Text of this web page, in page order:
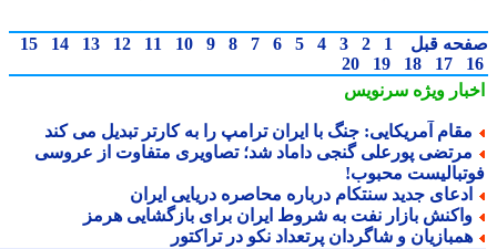
قبل 1
2
3
4
5
6
7
8
9
10
11
12
13
14
15
17
18
19
20
ویژهسرنویس
آمریکایی: جنگ با ایران ترامپ را به کارتر تبدیل می کند
پورعلی گنجی داماد شد؛ تصاویری متفاوت از عروسی
محبوب!
جدید سنتکام درباره محاصره دریایی ایران
بازار نفت به شروط ایران برای بازگشایی هرمز
و شاگردان پرتعداد نکو در تراکتور